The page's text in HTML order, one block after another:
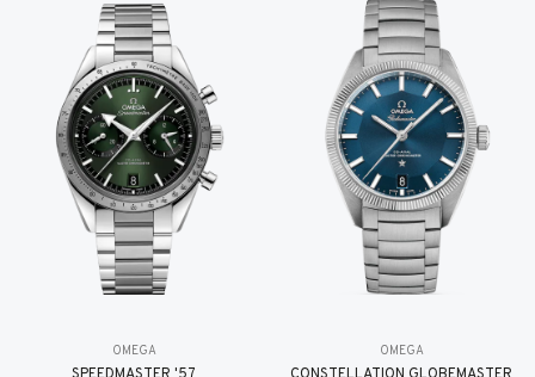
OMEGA OMEGA